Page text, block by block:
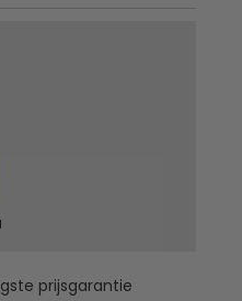
prijsgarantie